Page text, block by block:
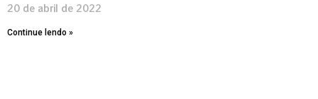
20 de abril de 2022
Continue lendo »